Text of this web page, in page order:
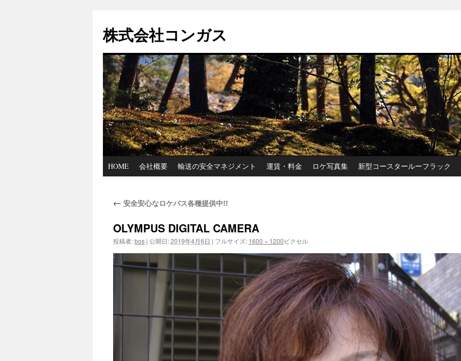
テ
ン
へ
ス
ッ
プ
株式会社コンガス
HOME 会社概要 輸送の安全マネジメント 運賃・料金 ロケ写真集 新型コースタールーフラック
← 安全安心なロケバス各種提供中!!
OLYMPUS DIGITAL CAMERA
投稿者:bos | 公開日:2019年4月6日 | フルサイズ: 1600 × 1200ピクセル